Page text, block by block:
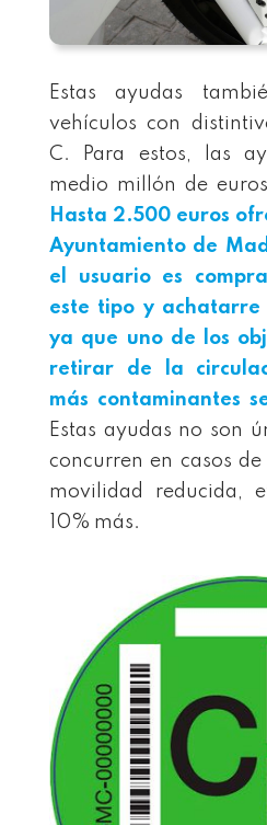
Estas ayudas
vehículos con
C. Para estos, las
medio millón de
Hasta 2.500 euros
Ayuntamiento de
el usuario es
este tipo y achatarre
ya que uno de los
retirar de la
más contaminantes
Estas ayudas no son
concurren en casos
movilidad reducida,
10% más.